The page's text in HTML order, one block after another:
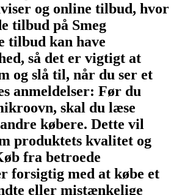
og online tilbud, hvor
tilbud på Smeg
tilbud kan have
så det er vigtigt at
og slå til, når du ser et
anmeldelser: Før du
skal du læse
købere. Dette vil
produktets kvalitet og
fra betroede
forsigtig med at købe et
eller mistænkelige